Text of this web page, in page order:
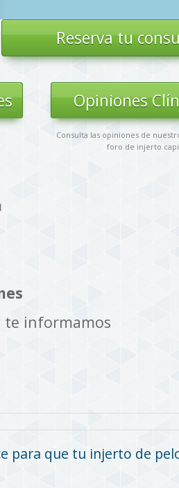
Reserva tu
Opiniones
Consulta las opiniones de
foro de injerto
te informamos
para que tu injerto de